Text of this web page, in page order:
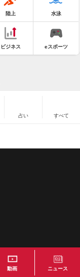
動画 ニュース
陸上 水泳
ビジネス eスポーツ
占い すべて